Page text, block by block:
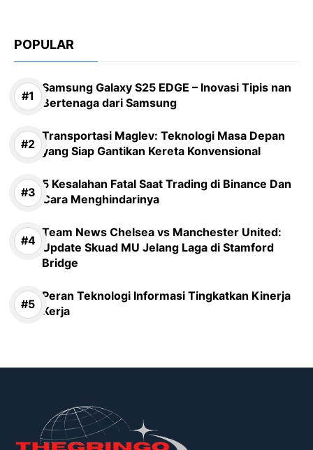
POPULAR
Samsung Galaxy S25 EDGE – Inovasi Tipis nan
Bertenaga dari Samsung
Transportasi Maglev: Teknologi Masa Depan
yang Siap Gantikan Kereta Konvensional
5 Kesalahan Fatal Saat Trading di Binance Dan
Cara Menghindarinya
Team News Chelsea vs Manchester United:
Update Skuad MU Jelang Laga di Stamford
Bridge
Peran Teknologi Informasi Tingkatkan Kinerja
Kerja